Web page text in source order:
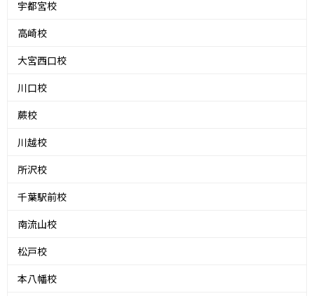
宇都宮校
高崎校
大宮西口校
川口校
蕨校
川越校
所沢校
千葉駅前校
南流山校
松戸校
本八幡校